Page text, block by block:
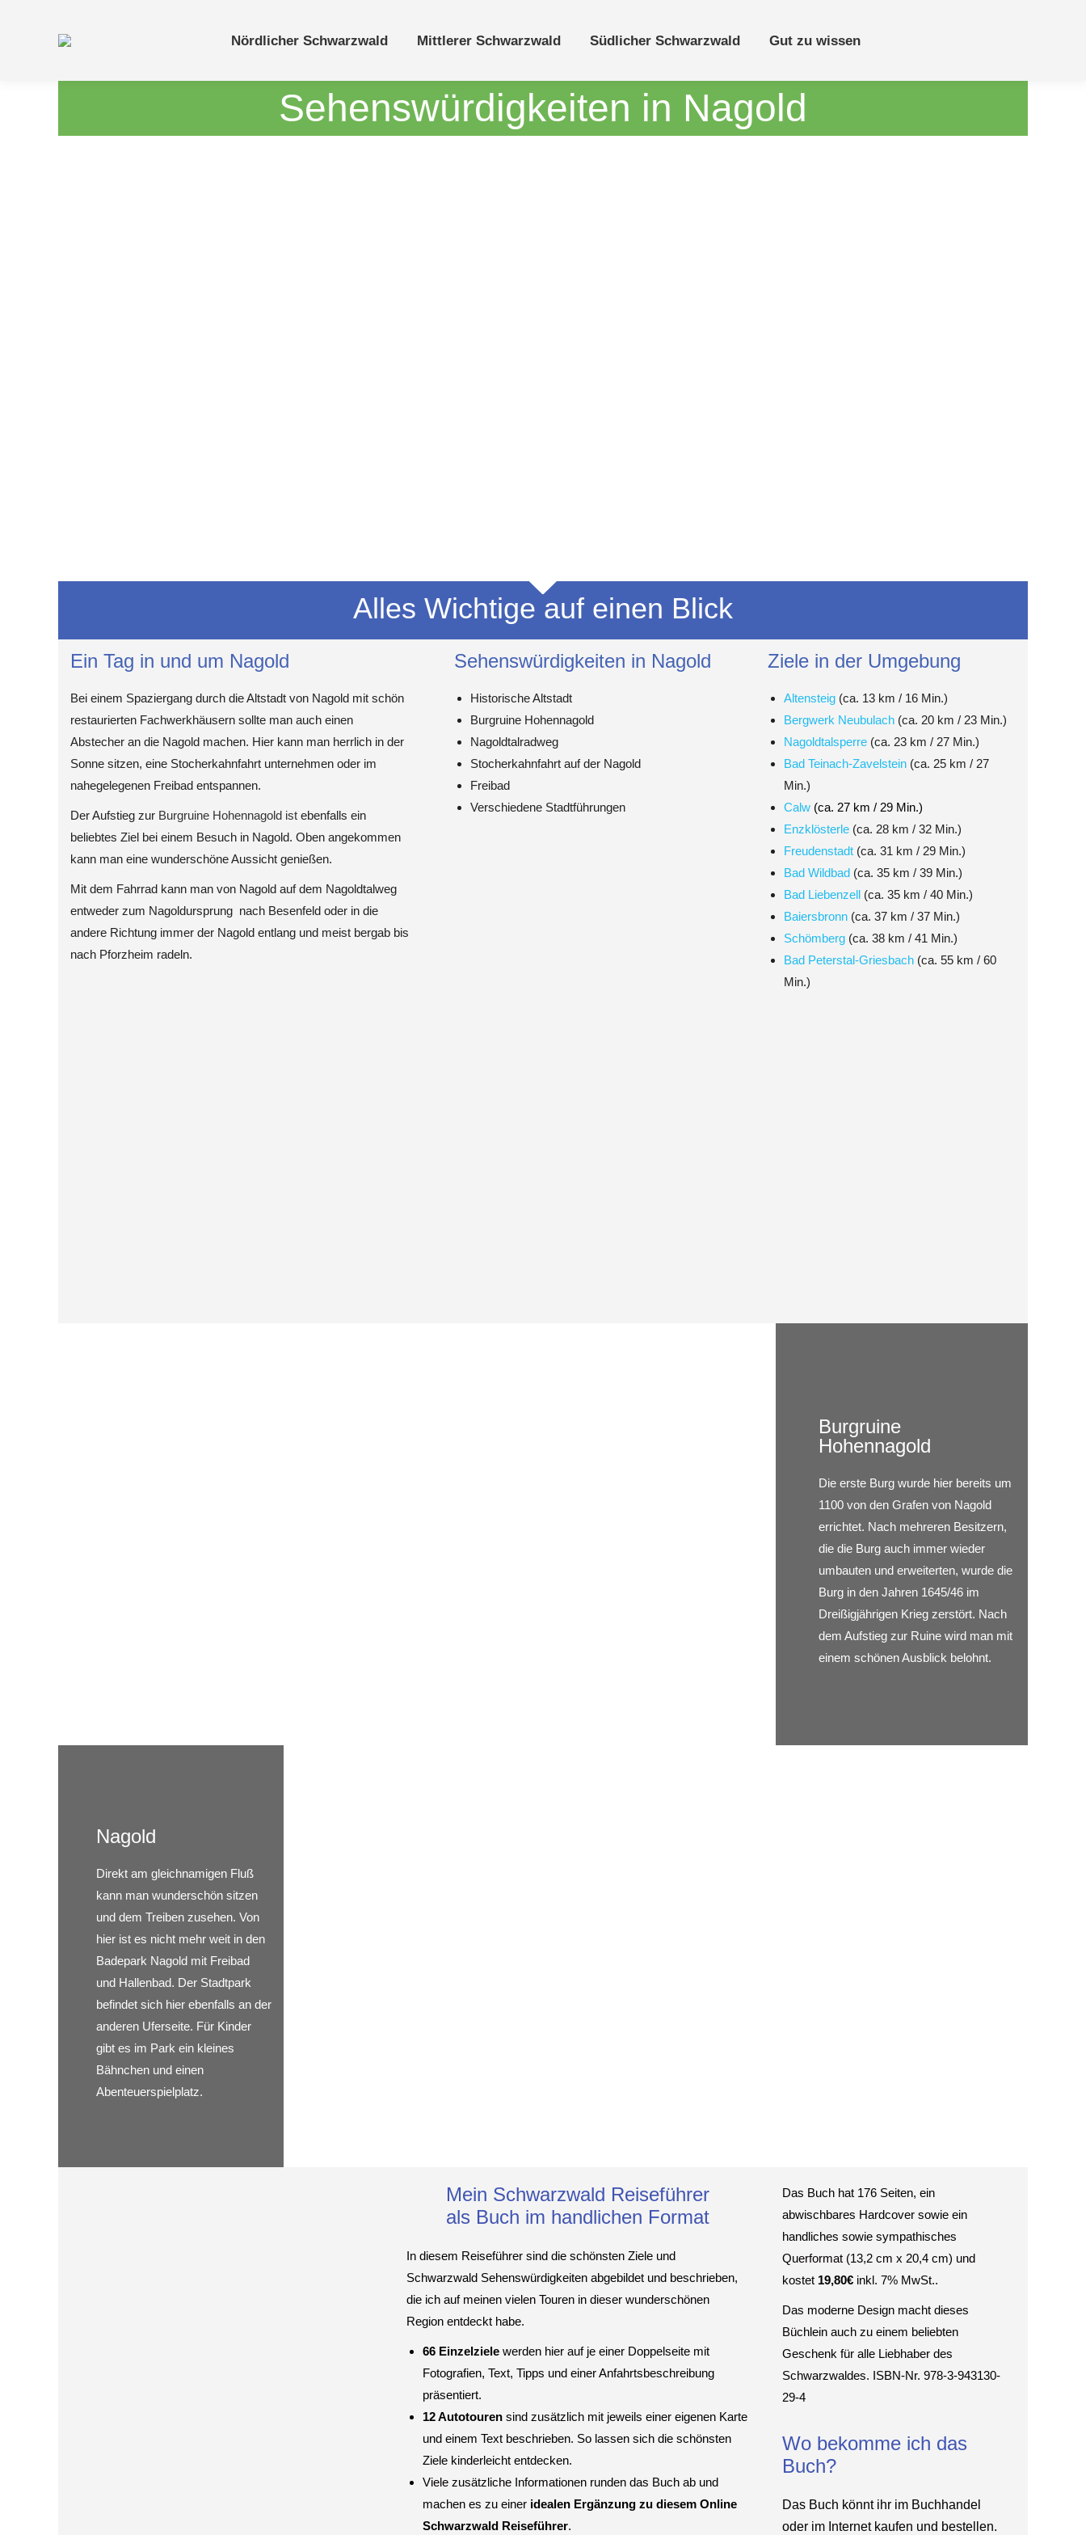
Nördlicher Schwarzwald Mittlerer Schwarzwald Südlicher Schwarzwald Gut zu wissen
Sehenswürdigkeiten in Nagold
Alles Wichtige auf einen Blick
Ein Tag in und um Nagold
Bei einem Spaziergang durch die Altstadt von Nagold mit schön
restaurierten Fachwerkhäusern sollte man auch einen
Abstecher an die Nagold machen. Hier kann man herrlich in der
Sonne sitzen, eine Stocherkahnfahrt unternehmen oder im
nahegelegenen Freibad entspannen.
Der Aufstieg zur Burgruine Hohennagold ist ebenfalls ein
beliebtes Ziel bei einem Besuch in Nagold. Oben angekommen
kann man eine wunderschöne Aussicht genießen.
Mit dem Fahrrad kann man von Nagold auf dem Nagoldtalweg
entweder zum Nagoldursprung nach Besenfeld oder in die
andere Richtung immer der Nagold entlang und meist bergab bis
nach Pforzheim radeln.
Sehenswürdigkeiten in Nagold
Historische Altstadt
Burgruine Hohennagold
Nagoldtalradweg
Stocherkahnfahrt auf der Nagold
Freibad
Verschiedene Stadtführungen
Ziele in der Umgebung
Altensteig (ca. 13 km / 16 Min.)
Bergwerk Neubulach (ca. 20 km / 23 Min.)
Nagoldtalsperre (ca. 23 km / 27 Min.)
Bad Teinach-Zavelstein (ca. 25 km / 27
Min.)
Calw (ca. 27 km / 29 Min.)
Enzklösterle (ca. 28 km / 32 Min.)
Freudenstadt (ca. 31 km / 29 Min.)
Bad Wildbad (ca. 35 km / 39 Min.)
Bad Liebenzell (ca. 35 km / 40 Min.)
Baiersbronn (ca. 37 km / 37 Min.)
Schömberg (ca. 38 km / 41 Min.)
Bad Peterstal-Griesbach (ca. 55 km / 60
Min.)
Burgruine
Hohennagold
Die erste Burg wurde hier bereits um
1100 von den Grafen von Nagold
errichtet. Nach mehreren Besitzern,
die die Burg auch immer wieder
umbauten und erweiterten, wurde die
Burg in den Jahren 1645/46 im
Dreißigjährigen Krieg zerstört. Nach
dem Aufstieg zur Ruine wird man mit
einem schönen Ausblick belohnt.
Nagold
Direkt am gleichnamigen Fluß
kann man wunderschön sitzen
und dem Treiben zusehen. Von
hier ist es nicht mehr weit in den
Badepark Nagold mit Freibad
und Hallenbad. Der Stadtpark
befindet sich hier ebenfalls an der
anderen Uferseite. Für Kinder
gibt es im Park ein kleines
Bähnchen und einen
Abenteuerspielplatz.
Mein Schwarzwald Reiseführer
als Buch im handlichen Format
In diesem Reiseführer sind die schönsten Ziele und
Schwarzwald Sehenswürdigkeiten abgebildet und beschrieben,
die ich auf meinen vielen Touren in dieser wunderschönen
Region entdeckt habe.
66 Einzelzielewerden hier auf je einer Doppelseite mit
Fotografien, Text, Tipps und einer Anfahrtsbeschreibung
präsentiert.
12 Autotourensind zusätzlich mit jeweils einer eigenen Karte
und einem Text beschrieben. So lassen sich die schönsten
Ziele kinderleicht entdecken.
Viele zusätzliche Informationen runden das Buch ab und
machen es zu einer idealen Ergänzung zu diesem Online
Schwarzwald Reiseführer.
Das Buch hat 176 Seiten, ein
abwischbares Hardcover sowie ein
handliches sowie sympathisches
Querformat (13,2 cm x 20,4 cm) und
kostet 19,80€ inkl. 7% MwSt..
Das moderne Design macht dieses
Büchlein auch zu einem beliebten
Geschenk für alle Liebhaber des
Schwarzwaldes. ISBN-Nr. 978-3-943130-
29-4
Wo bekomme ich das
Buch?
Das Buch könnt ihr im Buchhandel
oder im Internet kaufen und bestellen.